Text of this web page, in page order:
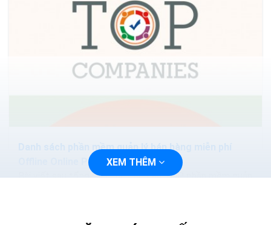
Danh sách phần mềm quản lý bán hàng miễn phí
Offline Online Pc Excel
Bài viết sau tổng hợp cho các bạn TOP phần mềm quản
XEM THÊM